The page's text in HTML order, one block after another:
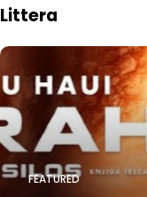
Littera
FEATURED